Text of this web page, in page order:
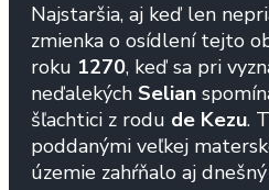
Najstaršia, aj keď len
zmienka o osídlení tejto
roku 1270, keď sa pri
neďalekých Selian
šľachtici z rodu de Kezu.
poddanými veľkej
územie zahŕňalo aj